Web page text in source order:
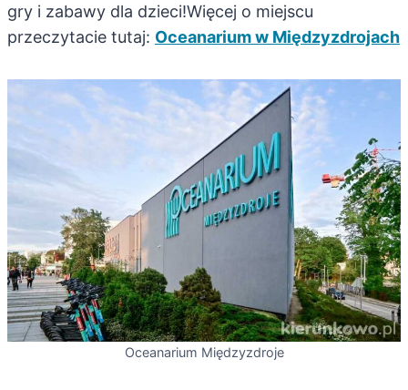
gry i zabawy dla dzieci!Więcej o miejscu
przeczytacie tutaj: Oceanarium w Międzyzdrojach
Oceanarium Międzyzdroje